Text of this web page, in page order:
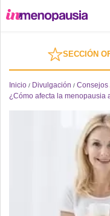
Formación
Online
Divulgación
Investigación
SECCIÓN
Inicio / Divulgación / Consejos
¿Cómo afecta la menopausia